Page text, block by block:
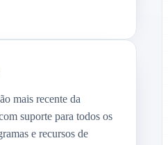
mais recente da
suporte para todos os
e recursos de